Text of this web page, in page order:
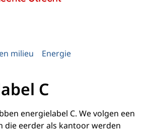
milieu Energie
C
energielabel C. We volgen een
die eerder als kantoor werden